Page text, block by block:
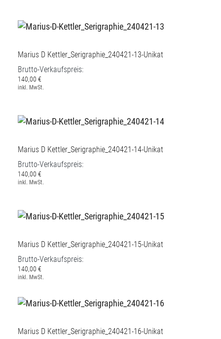
Marius D Kettler_Serigraphie_240421-13-Unikat
Brutto-Verkaufspreis:
140,00 €
inkl. MwSt.
Marius D Kettler_Serigraphie_240421-14-Unikat
Brutto-Verkaufspreis:
140,00 €
inkl. MwSt.
Marius D Kettler_Serigraphie_240421-15-Unikat
Brutto-Verkaufspreis:
140,00 €
inkl. MwSt.
Marius D Kettler_Serigraphie_240421-16-Unikat